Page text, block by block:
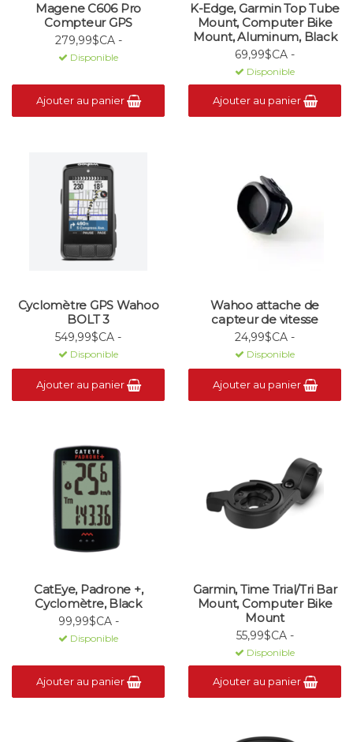
Magene C606 Pro
Compteur GPS
279,99$CA -
Disponible
Ajouter au panier
K-Edge, Garmin Top Tube
Mount, Computer Bike
Mount, Aluminum, Black
69,99$CA -
Disponible
Ajouter au panier
Cyclomètre GPS Wahoo
BOLT 3
549,99$CA -
Disponible
Ajouter au panier
Wahoo attache de
capteur de vitesse
24,99$CA -
Disponible
Ajouter au panier
CatEye, Padrone +,
Cyclomètre, Black
99,99$CA -
Disponible
Ajouter au panier
Garmin, Time Trial/Tri Bar
Mount, Computer Bike
Mount
55,99$CA -
Disponible
Ajouter au panier